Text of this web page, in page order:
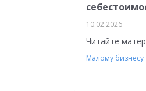
10.02.2026
Читайте
Малому бизнесу